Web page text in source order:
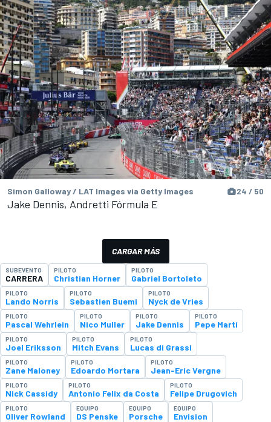
Simon Galloway / LAT Images via Getty Images 24 / 50
Jake Dennis, Andretti Fórmula E
CARGAR MÁS
SUBEVENTO
CARRERA
PILOTO
Christian Horner
PILOTO
Gabriel Bortoleto
PILOTO
Lando Norris
PILOTO
Sebastien Buemi
PILOTO
Nyck de Vries
PILOTO
Pascal Wehrlein
PILOTO
Nico Muller
PILOTO
Jake Dennis
PILOTO
Pepe Martí
PILOTO
Joel Eriksson
PILOTO
Mitch Evans
PILOTO
Lucas di Grassi
PILOTO
Zane Maloney
PILOTO
Edoardo Mortara
PILOTO
Jean-Eric Vergne
PILOTO
Nick Cassidy
PILOTO
Antonio Felix da Costa
PILOTO
Felipe Drugovich
PILOTO
Oliver Rowland
EQUIPO
DS Penske
EQUIPO
Porsche
EQUIPO
Envision